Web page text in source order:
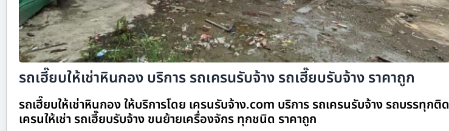
รถเฮี๊ยบให้เช่าหินกอง บริการ รถเครนรับจ้าง รถเฮี๊ยบรับจ้าง ราคาถูก
รถเฮี๊ยบให้เช่าหินกอง ให้บริการโดย เครนรับจ้าง.com บริการ รถเครนรับจ้าง รถบรรทุกติด
เครนให้เช่า รถเฮี๊ยบรับจ้าง ขนย้ายเครื่องจักร ทุกชนิด ราคาถูก